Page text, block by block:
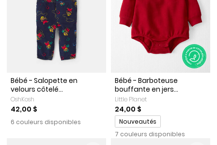
Bébé - Salopette en
velours côtelé...
OshKosh
42,00 $
6 couleurs disponibles
Bébé - Barboteuse
bouffante en jers...
Little Planet
24,00 $
Promotions
Nouveautés
7 couleurs disponibles